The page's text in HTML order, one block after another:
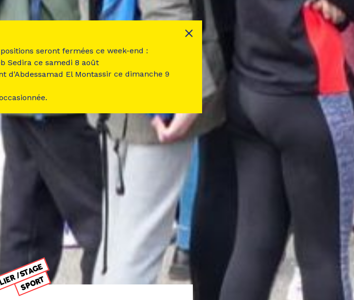
/STAGE
SPORT
seront fermées ce week-end :
Sedira ce samedi 8 août
d'Abdessamad El Montassir ce dimanche 9